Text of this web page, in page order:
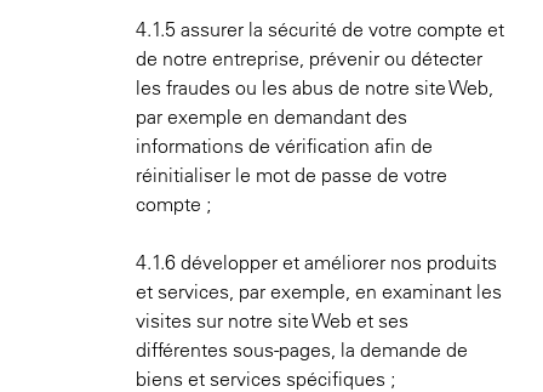
4.1.5 assurer la sécurité de votre compte et
de notre entreprise, prévenir ou détecter
les fraudes ou les abus de notre site Web,
par exemple en demandant des
informations de vérification afin de
réinitialiser le mot de passe de votre
compte ;
4.1.6 développer et améliorer nos produits
et services, par exemple, en examinant les
visites sur notre site Web et ses
différentes sous-pages, la demande de
biens et services spécifiques ;